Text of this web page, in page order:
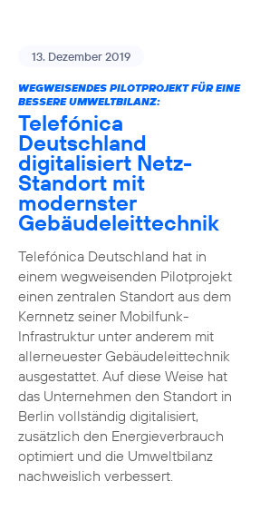
13. Dezember 2019
WEGWEISENDES PILOTPROJEKT FÜR EINE
BESSERE UMWELTBILANZ:
Telefónica
Deutschland
digitalisiert Netz-
Standort mit
modernster
Gebäudeleittechnik
Telefónica Deutschland hat in
einem wegweisenden Pilotprojekt
einen zentralen Standort aus dem
Kernnetz seiner Mobilfunk-
Infrastruktur unter anderem mit
allerneuester Gebäudeleittechnik
ausgestattet. Auf diese Weise hat
das Unternehmen den Standort in
Berlin vollständig digitalisiert,
zusätzlich den Energieverbrauch
optimiert und die Umweltbilanz
nachweislich verbessert.